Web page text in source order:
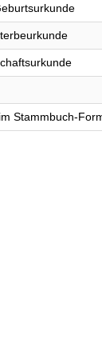
Stammbuch-